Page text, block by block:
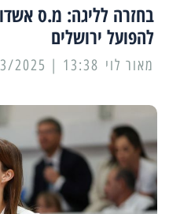
בחזרה לליגה: מ.ס
להפועל ירושלים
מאור לוי 13:38 | 28/03/2025